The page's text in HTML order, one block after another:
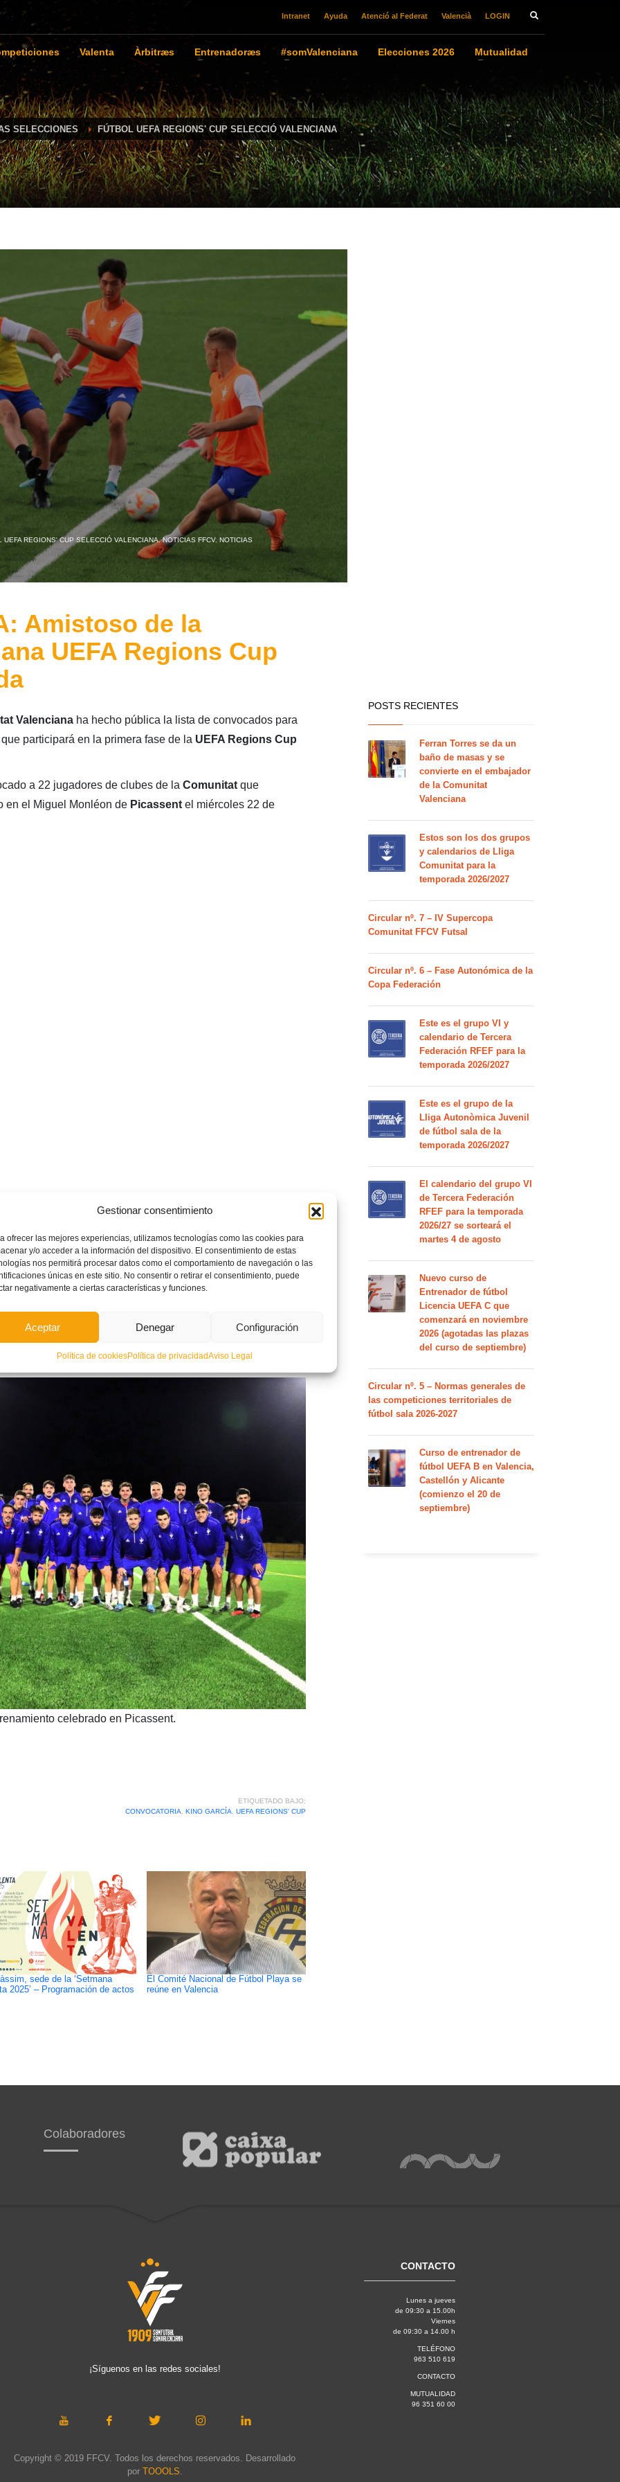
Gestionar consentimiento
ofrecer las mejores experiencias, utilizamos tecnologías como las cookies para
y/o acceder a la información del dispositivo. El consentimiento de estas
nos permitirá procesar datos como el comportamiento de navegación o las
únicas en este sitio. No consentir o retirar el consentimiento, puede
negativamente a ciertas características y funciones.
Aceptar Denegar Configuración
Política de cookiesPolítica de privacidadAviso Legal
Intranet Ayuda Atenció al Federat Valencià LOGIN
Valenta Àrbitræs Entrenadoræs #somValenciana Elecciones 2026 Mutualidad
SELECCIONES FÚTBOL UEFA REGIONS' CUP SELECCIÓ VALENCIANA
UEFA REGIONS' CUP SELECCIÓ VALENCIANA,NOTICIAS FFCV, NOTICIAS
Amistoso de la
UEFA Regions Cup
Valenciana ha hecho pública la lista de convocados para
participará en la primera fase de la UEFA Regions Cup
a 22 jugadores de clubes de la Comunitatque
en el Miguel Monléon de Picassentel miércoles 22 de
Descarga
grupo A junto a La Rioja
solo puede estar formado por jugadores que no hayan
celebrado en Picassent.
ETIQUETADO BAJO:
CONVOCATORIA
KINO GARCÍA UEFA REGIONS' CUP
sede de la ‘Setmana
2025’ – Programación de actos
El Comité Nacional de Fútbol Playa se
reúne en Valencia
POSTS RECIENTES
Ferran Torres se da un
baño de masas y se
convierte en el embajador
de la Comunitat
Valenciana
Estos son los dos grupos
y calendarios de Lliga
Comunitat para la
temporada 2026/2027
Circular nº. 7 – IV Supercopa
Comunitat FFCV Futsal
Circular nº. 6 – Fase Autonómica de la
Copa Federación
Este es el grupo VI y
calendario de Tercera
Federación RFEF para la
temporada 2026/2027
Este es el grupo de la
Lliga Autonòmica Juvenil
de fútbol sala de la
temporada 2026/2027
El calendario del grupo VI
de Tercera Federación
RFEF para la temporada
2026/27 se sorteará el
martes 4 de agosto
Nuevo curso de
Entrenador de fútbol
Licencia UEFA C que
comenzará en noviembre
2026 (agotadas las plazas
del curso de septiembre)
Circular nº. 5 – Normas generales de
las competiciones territoriales de
fútbol sala 2026-2027
Curso de entrenador de
fútbol UEFA B en Valencia,
Castellón y Alicante
(comienzo el 20 de
septiembre)
Colaboradores
¡Síguenos en las redes sociales!
Copyright © 2019 FFCV. Todos los derechos reservados. Desarrollado
por TOOOLS.
CONTACTO
Lunes a jueves
de 09:30 a 15.00h
Viernes
de 09:30 a 14.00 h
TELÉFONO
963 510 619
CONTACTO
MUTUALIDAD
96 351 60 00